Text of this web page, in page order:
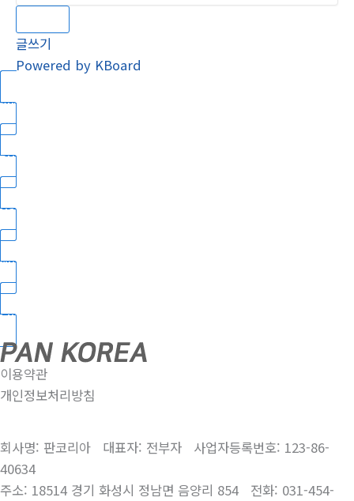
글쓰기
Powered by KBoard
About us
Products
Data Room
Notice
Contact
이용약관
개인정보처리방침
회사명: 판코리아 대표자: 전부자 사업자등록번호: 123-86-
40634
주소: 18514 경기 화성시 정남면 음양리 854 전화: 031-454-